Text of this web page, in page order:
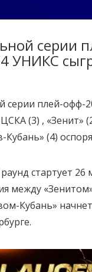
серии
УНИКС
серии плей-офф-
(3) , «Зенит»
(4)
стартует 26
между
Кубань»